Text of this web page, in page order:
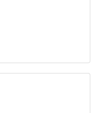
的限制！🙌
，一根搞定！
種需求～
心！